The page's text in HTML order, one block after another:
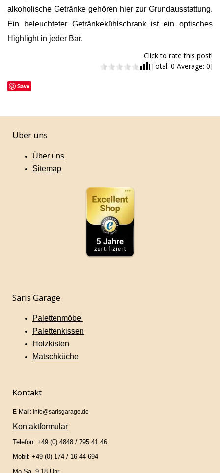
alkoholische Getränke gehören hier zur Grundausstattung.
Ein beleuchteter Getränkekühlschrank ist ein optisches
Highlight in jeder Bar.
Click to rate this post!
[Total: 0 Average: 0]
Save
Über uns
Über uns
Sitemap
Saris Garage
Palettenmöbel
Palettenkissen
Holzkisten
Matschküche
Kontakt
E-Mail: info@sarisgarage.de
Kontaktformular
Telefon: +49 (0) 4848 / 795 41 46
Mobil: +49 (0) 174 / 16 44 694
Mo-Sa, 9-18 Uhr